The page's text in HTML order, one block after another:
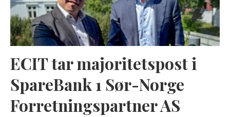
ECIT tar majoritetspost i
SpareBank 1 Sør-Norge
Forretningspartner AS